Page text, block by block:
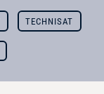
TECHNISAT